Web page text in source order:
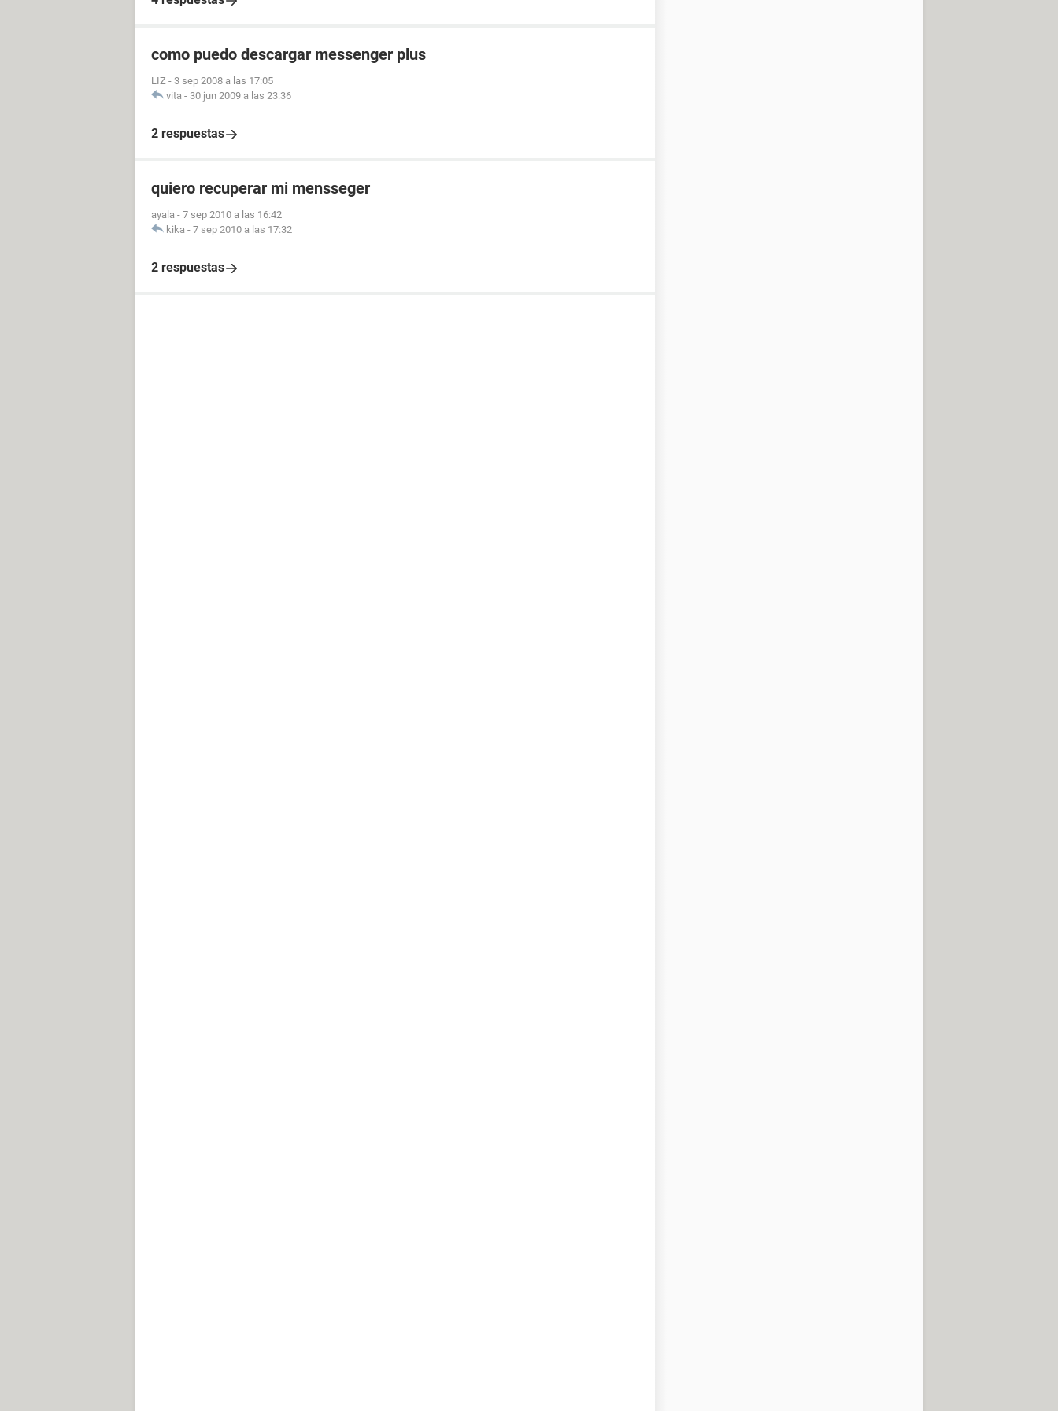
como puedo descargar messenger plus
LIZ - 3 sep 2008 a las 17:05
vita - 30 jun 2009 a las 23:36
2 respuestas
quiero recuperar mi mensseger
ayala - 7 sep 2010 a las 16:42
kika - 7 sep 2010 a las 17:32
2 respuestas